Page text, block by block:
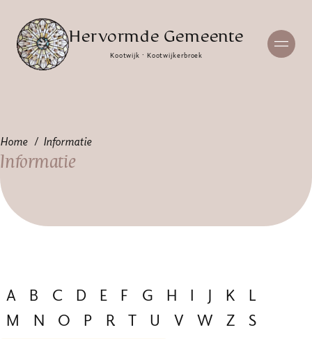
Hervormde Gemeente
Kootwijk · Kootwijkerbroek
Home Informatie
Informatie
A B C D E F G H I J K
L
M
N O P R T U V W Z S